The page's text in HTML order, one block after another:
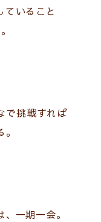
いること
で挑戦すれば
一期一会。